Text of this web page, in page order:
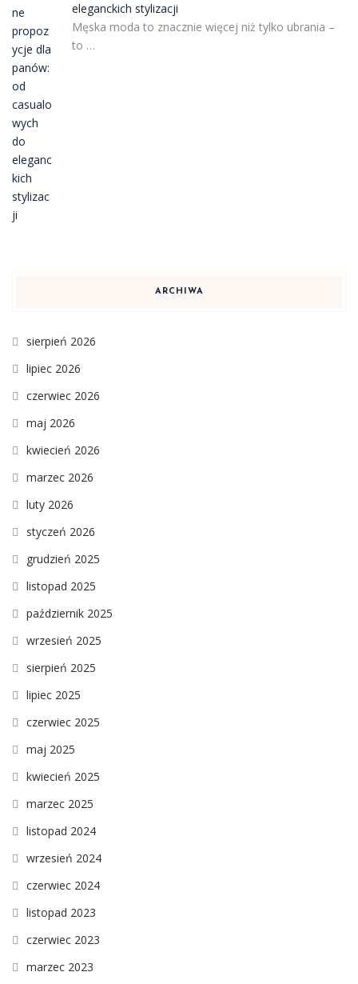
eleganckich stylizacji
Męska moda to znacznie więcej niż tylko ubrania –
to …
ARCHIWA
sierpień 2026
lipiec 2026
czerwiec 2026
maj 2026
kwiecień 2026
marzec 2026
luty 2026
styczeń 2026
grudzień 2025
listopad 2025
październik 2025
wrzesień 2025
sierpień 2025
lipiec 2025
czerwiec 2025
maj 2025
kwiecień 2025
marzec 2025
listopad 2024
wrzesień 2024
czerwiec 2024
listopad 2023
czerwiec 2023
marzec 2023